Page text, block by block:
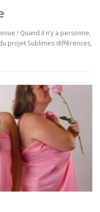
! Quand il n’y a personne,
projet Sublimes différences,